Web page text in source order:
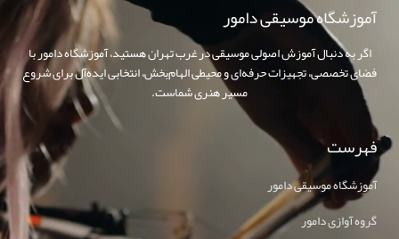
آموزشگاه موسیقی دامور
اگر به دنبال آموزش اصولی موسیقی در غرب تهران هستید، آموزشگاه دامور با
فضای تخصصی، تجهیزات حرفه‌ای و محیطی الهام‌بخش، انتخابی ایده‌آل برای شروع
مسیر هنری شماست.
فهرست
آموزشگاه موسیقی دامور
گروه آوازی دامور